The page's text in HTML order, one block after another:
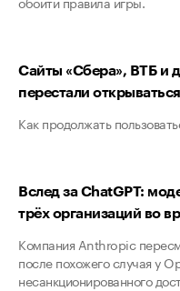
Сайты «Сбера», ВТБ и
перестали
Как продолжать
Вслед за ChatGPT:
трёх организаций во
Компания Anthropic
после похожего случая у
несанкционированного